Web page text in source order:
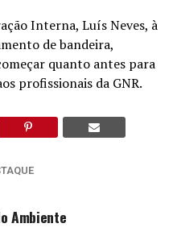
Interna, Luís Neves, à
de bandeira,
quanto antes para
profissionais da GNR.
Ambiente